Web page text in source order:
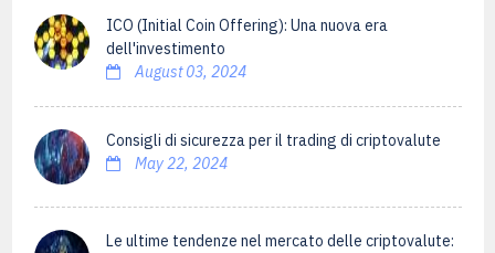
ICO (Initial Coin Offering): Una nuova era
dell'investimento
August 03, 2024
Consigli di sicurezza per il trading di criptovalute
May 22, 2024
Le ultime tendenze nel mercato delle criptovalute: